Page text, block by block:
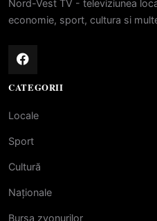
Nord-Vest TV - televiziunea
economie, sport, cultura si
CATEGORII
Locale
Sport
Cultură
Naționale
Bursa zvonurilor